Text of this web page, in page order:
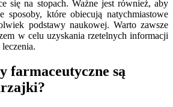
się na stopach. Ważne jest również, aby
które obiecują natychmiastowe
podstawy naukowej. Warto zawsze
w celu uzyskania rzetelnych informacji
farmaceutyczne są